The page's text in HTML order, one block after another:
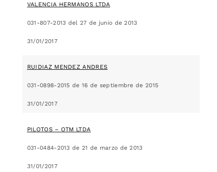
VALENCIA HERMANOS LTDA
031-807-2013 del 27 de junio de 2013
31/01/2017
RUIDIAZ MENDEZ ANDRES
031-0898-2015 de 16 de septiembre de 2015
31/01/2017
PILOTOS – OTM LTDA
031-0484-2013 de 21 de marzo de 2013
31/01/2017